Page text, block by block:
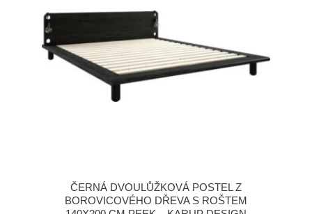
ČERNÁ DVOULŮŽKOVÁ POSTEL Z
BOROVICOVÉHO DŘEVA S ROŠTEM